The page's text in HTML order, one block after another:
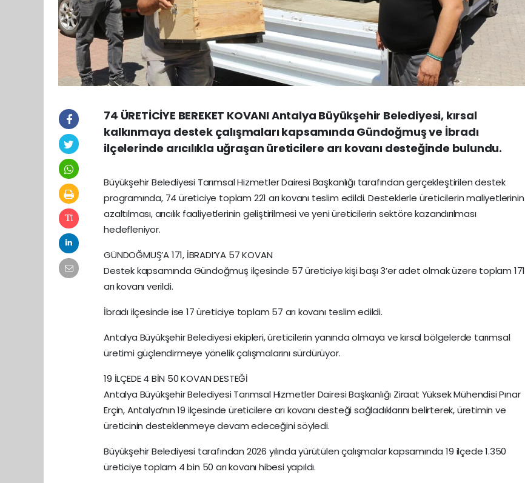
74 ÜRETİCİYE BEREKET KOVANI Antalya Büyükşehir Belediyesi, kırsal
kalkınmaya destek çalışmaları kapsamında Gündoğmuş ve İbradı
ilçelerinde arıcılıkla uğraşan üreticilere arı kovanı desteğinde bulundu.
Büyükşehir Belediyesi Tarımsal Hizmetler Dairesi Başkanlığı tarafından gerçekleştirilen destek
programında, 74 üreticiye toplam 221 arı kovanı teslim edildi. Desteklerle üreticilerin maliyetlerinin
azaltılması, arıcılık faaliyetlerinin geliştirilmesi ve yeni üreticilerin sektöre kazandırılması
hedefleniyor.
GÜNDOĞMUŞ’A 171, İBRADI’YA 57 KOVAN
Destek kapsamında Gündoğmuş ilçesinde 57 üreticiye kişi başı 3’er adet olmak üzere toplam 171
arı kovanı verildi.
İbradı ilçesinde ise 17 üreticiye toplam 57 arı kovanı teslim edildi.
Antalya Büyükşehir Belediyesi ekipleri, üreticilerin yanında olmaya ve kırsal bölgelerde tarımsal
üretimi güçlendirmeye yönelik çalışmalarını sürdürüyor.
19 İLÇEDE 4 BİN 50 KOVAN DESTEĞİ
Antalya Büyükşehir Belediyesi Tarımsal Hizmetler Dairesi Başkanlığı Ziraat Yüksek Mühendisi Pınar
Erçin, Antalya’nın 19 ilçesinde üreticilere arı kovanı desteği sağladıklarını belirterek, üretimin ve
üreticinin desteklenmeye devam edeceğini söyledi.
Büyükşehir Belediyesi tarafından 2026 yılında yürütülen çalışmalar kapsamında 19 ilçede 1.350
üreticiye toplam 4 bin 50 arı kovanı hibesi yapıldı.